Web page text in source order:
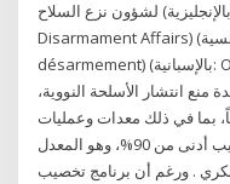
لشؤون نزع السلاح (بالإنجليزية: United Nations Office for
Disarmament Affairs)‏ (بالفرنسية: Bureau des affaires de
désarmement)‏ (بالإسبانية: Oficina de Asuntos de Desarme)‏ ‌
منع انتشار الأسلحة النووية،
بما في ذلك معدات وعمليات
تخصيب اليورانيوم طالما أن نسبة التخصيب أدنى من 90%، وهو المعدل
. ورغم أن برنامج تخصيب